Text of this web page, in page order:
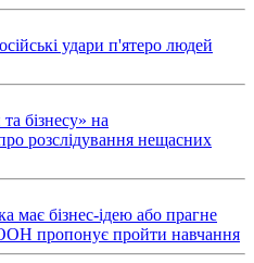
удари п'ятеро людей
бізнесу» на
розслідування нещасних
має бізнес-ідею або прагне
пропонує пройти навчання